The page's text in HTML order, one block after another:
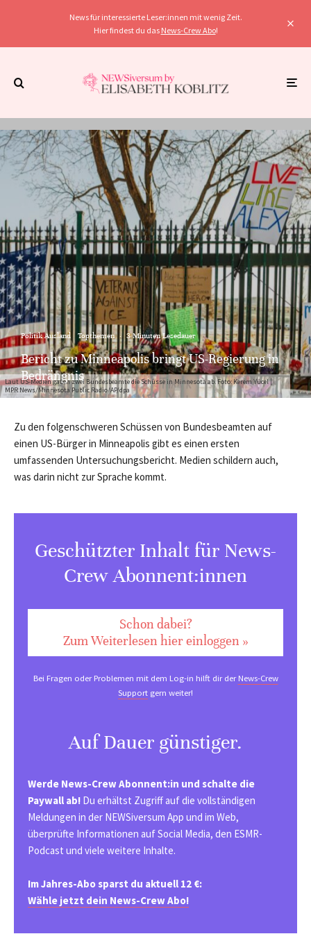
News für interessierte Leser:innen mit wenig Zeit.
Hier findest du das News-Crew Abo!
Laut US-Medien gaben zwei Bundesbeamte die Schüsse in Minnesota ab. Foto: Kerem Yücel |
MPR News/Minnesota Public Radio/AP/dpa
Politik Ausland Topthemen · 3 Minuten Lesedauer
Bericht zu Minneapolis bringt US-Regierung in
Bedrängnis
Zu den folgenschweren Schüssen von Bundesbeamten auf
einen US-Bürger in Minneapolis gibt es einen ersten
umfassenden Untersuchungsbericht. Medien schildern auch,
was darin nicht zur Sprache kommt.
Geschützter Inhalt für News-
Crew Abonnent:innen
Schon dabei?
Zum Weiterlesen hier einloggen »
Bei Fragen oder Problemen mit dem Log-in hilft dir derNews-Crew
Support gern weiter!
Auf Dauer günstiger.
Werde News-Crew Abonnent:in und schalte die
Paywall ab! Du erhältst Zugriff auf die vollständigen
Meldungen in der NEWSiversum App und im Web,
überprüfte Informationen auf Social Media, den ESMR-
Podcast und viele weitere Inhalte.
Im Jahres-Abo sparst du aktuell 12 €:
Wähle jetzt dein News-Crew Abo!